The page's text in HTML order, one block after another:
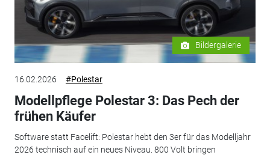
Bildergalerie
16.02.2026 #Polestar
Modellpflege Polestar 3: Das Pech der
frühen Käufer
Software statt Facelift: Polestar hebt den 3er für das Modelljahr
2026 technisch auf ein neues Niveau. 800 Volt bringen